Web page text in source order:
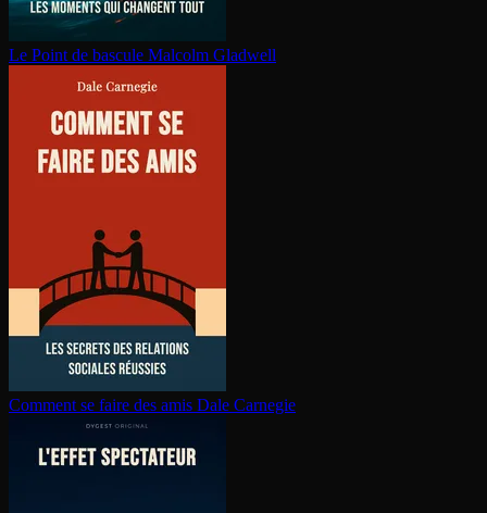
Le Point de bascule Malcolm Gladwell
Comment se faire des amis Dale Carnegie